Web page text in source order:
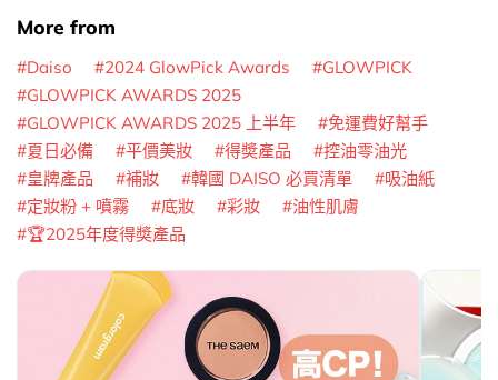
More from
Daiso 2024 GlowPick Awards
GLOWPICK
GLOWPICK AWARDS 2025
GLOWPICK AWARDS 2025 上半年
免運費好幫手
夏日必備
平價美妝 得奬產品
控油零油光
皇牌產品
補妝 韓國 DAISO 必買清單
吸油紙
定妝粉 + 噴霧
底妝 彩妝
油性肌膚
🏆2025年度得奬產品